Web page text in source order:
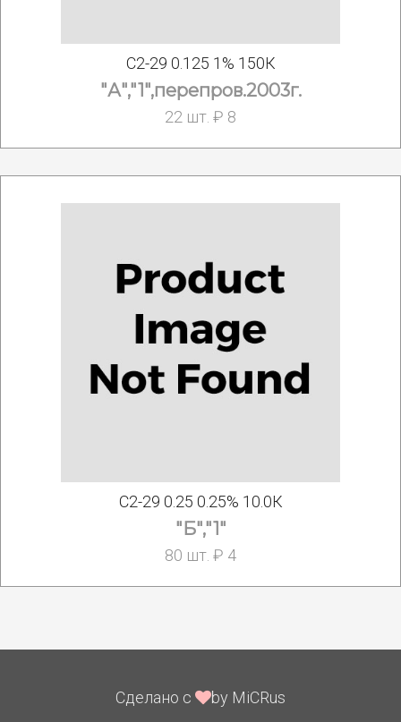
С2-29 0.125 1% 150К
"А","1",перепров.2003г.
22 шт. ₽ 8
С2-29 0.25 0.25% 10.0К
"Б","1"
80 шт. ₽ 4
Сделано с by MiCRus